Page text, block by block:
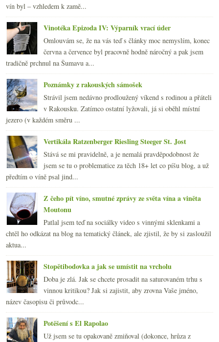
vín byl – vzhledem k zamě...
Vinotéka Epizoda IV: Výparník vrací úder
Omlouvám se, že na vás teď s články moc nemyslím, konec
června a července byl pracovně hodně náročný a pak jsem
tradičně prchnul na Šumavu a...
Poznámky z rakouských sámošek
Strávil jsem nedávno prodloužený víkend s rodinou a přáteli
v Rakousku. Zatímco ostatní lyžovali, já si oběhl místní
jezero (v každém směru ...
Vertikála Ratzenberger Riesling Steeger St. Jost
Stává se mi pravidelně, a je nemalá pravděpodobnost že
jsem se tu o problematice za těch 18+ let co píšu blog, a už
předtím o víně psal jind...
Z čeho pít víno, smutné zprávy ze světa vína a viněta
Moutonu
Patlal jsem teď na sociálky video s vinnými sklenkami a
chtěl ho odkázat na blog na tematický článek, ale zjistil, že by si zasloužil
aktua...
Stopětibodovka a jak se umístit na vrcholu
Doba je zlá. Jak se chcete prosadit na saturovaném trhu s
vinnou kritikou? Jak si zajistit, aby zrovna Vaše jméno,
název časopisu či průvodc...
Potěšení s El Rapolao
Už jsem se tu opakovaně zmiňoval (dokonce, hrůza z